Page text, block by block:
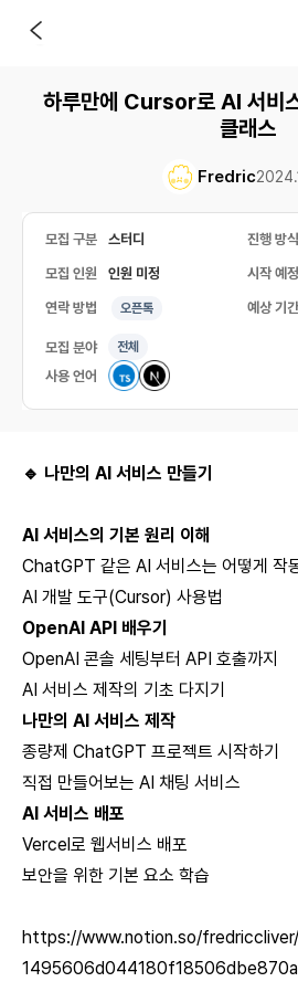
하루만에 Cursor로 AI 서비
클래스
Fredric
모집 구분 스터디 진행 방식
모집 인원 인원 미정 시작 예정
연락 방법 오픈톡 예상 기간
모집 분야 전체
사용 언어
🔹 나만의 AI 서비스 만들기
AI 서비스의 기본 원리 이해
ChatGPT 같은 AI 서비스는 어떻게 작
AI 개발 도구(Cursor) 사용법
OpenAI API 배우기
OpenAI 콘솔 세팅부터 API 호출까지
AI 서비스 제작의 기초 다지기
나만의 AI 서비스 제작
종량제 ChatGPT 프로젝트 시작하기
직접 만들어보는 AI 채팅 서비스
AI 서비스 배포
Vercel로 웹서비스 배포
보안을 위한 기본 요소 학습
https://www.notion.so/